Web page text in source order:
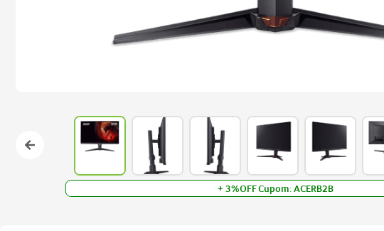
+ 3%OFF Cupom: ACERB2B